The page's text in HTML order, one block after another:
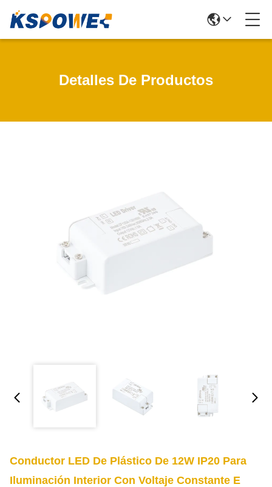
Detalles De Productos
Conductor LED De Plástico De 12W IP20 Para
Iluminación Interior Con Voltaje Constante E